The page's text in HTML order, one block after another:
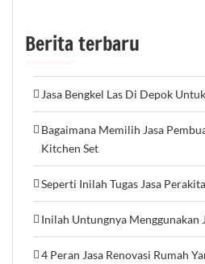
Berita terbaru
Jasa Bengkel Las Di Depok
Bagaimana Memilih Jasa
Kitchen Set
Seperti Inilah Tugas Jasa
Inilah Untungnya Menggunakan
4 Peran Jasa Renovasi Rumah